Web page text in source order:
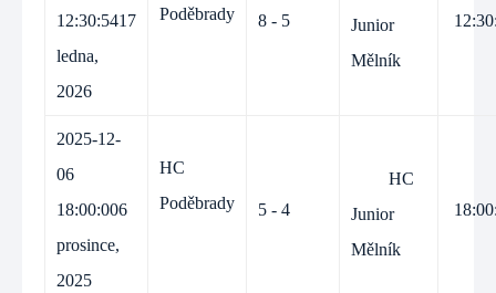
12:30:5417
ledna,
2026
Poděbrady
8 - 5
Junior
Mělník
2025-12-
06
18:00:006
prosince,
2025
HC
Poděbrady
5 - 4
HC
Junior
Mělník